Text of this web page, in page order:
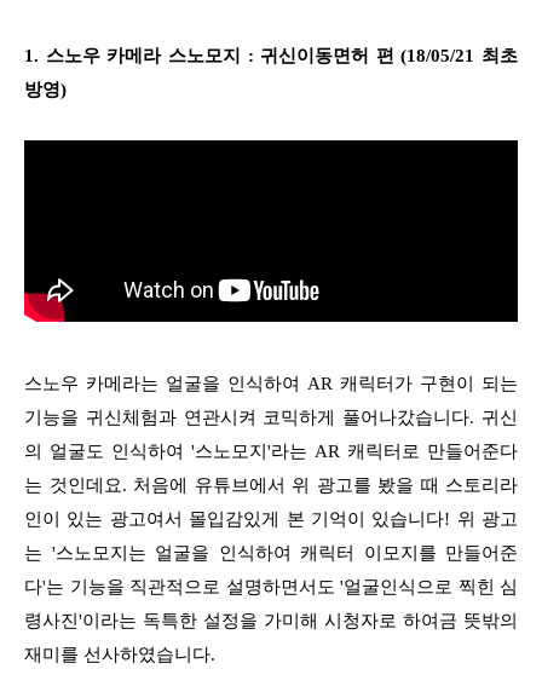
1. 스노우 카메라 스노모지 : 귀신이동면허 편 (18/05/21 최초
방영)
스노우 카메라는 얼굴을 인식하여 AR 캐릭터가 구현이 되는
기능을 귀신체험과 연관시켜 코믹하게 풀어나갔습니다. 귀신
의 얼굴도 인식하여 '스노모지'라는 AR 캐릭터로 만들어준다
는 것인데요. 처음에 유튜브에서 위 광고를 봤을 때 스토리라
인이 있는 광고여서 몰입감있게 본 기억이 있습니다! 위 광고
는 '스노모지는 얼굴을 인식하여 캐릭터 이모지를 만들어준
다'는 기능을 직관적으로 설명하면서도 '얼굴인식으로 찍힌 심
령사진'이라는 독특한 설정을 가미해 시청자로 하여금 뜻밖의
재미를 선사하였습니다.